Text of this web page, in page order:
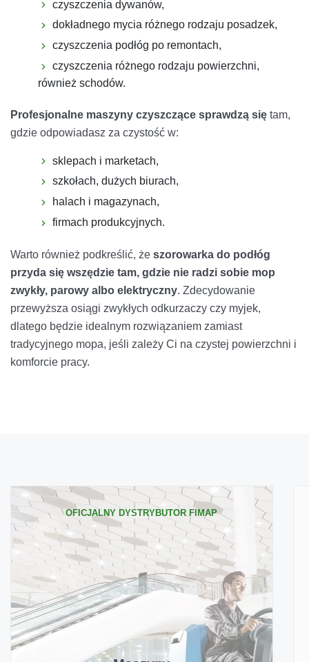
czyszczenia dywanów,
dokładnego mycia różnego rodzaju posadzek,
czyszczenia podłóg po remontach,
czyszczenia różnego rodzaju powierzchni,
również schodów.
Profesjonalne maszyny czyszczące sprawdzą się tam,
gdzie odpowiadasz za czystość w:
sklepach i marketach,
szkołach, dużych biurach,
halach i magazynach,
firmach produkcyjnych.
Warto również podkreślić, że szorowarka do podłóg
przyda się wszędzie tam, gdzie nie radzi sobie mop
zwykły, parowy albo elektryczny. Zdecydowanie
przewyższa osiągi zwykłych odkurzaczy czy myjek,
dlatego będzie idealnym rozwiązaniem zamiast
tradycyjnego mopa, jeśli zależy Ci na czystej powierzchni i
komforcie pracy.
OFICJALNY DYSTRYBUTOR FIMAP